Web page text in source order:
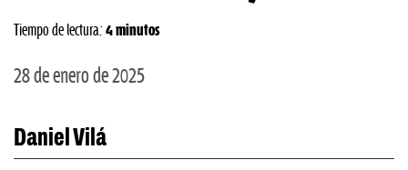
Tiempo de lectura: 4 minutos
28 de enero de 2025
Daniel Vilá